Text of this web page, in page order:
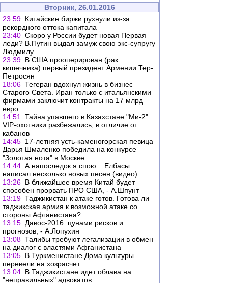
Вторник, 26.01.2016
23:59 Китайские биржи рухнули из-за
рекордного оттока капитала
23:40 Скоро у России будет новая Первая
леди? В.Путин выдал замуж свою экс-супругу
Людмилу
23:39 В США прооперирован (рак
кишечника) первый президент Армении Тер-
Петросян
18:06 Тегеран вдохнул жизнь в бизнес
Старого Света. Иран только с итальянскими
фирмами заключит контракты на 17 млрд
евро
14:51
Тайна упавшего в Казахстане "Ми-2".
VIP-охотники разбежались, в отличие от
кабанов
14:45 17-летняя усть-каменогорская певица
Дарья Шмаленко победила на конкурсе
"Золотая нота" в Москве
14:44 А напоследок я спою... Елбасы
написал несколько новых песен (видео)
13:26 В ближайшее время Китай будет
способен прорвать ПРО США, - А.Шпунт
13:19 Таджикистан к атаке готов. Готова ли
таджикская армия к возможной атаке со
стороны Афганистана?
13:15 Давос-2016: цунами рисков и
прогнозов, - А.Лопухин
13:08 Талибы требуют легализации в обмен
на диалог с властями Афганистана
13:05 В Туркменистане Дома культуры
перевели на хозрасчет
13:04 В Таджикистане идет облава на
"неправильных" адвокатов